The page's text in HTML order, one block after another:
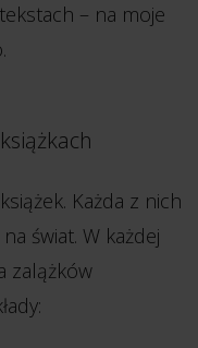
– na moje
Każda z nich
świat. W każdej
zalążków